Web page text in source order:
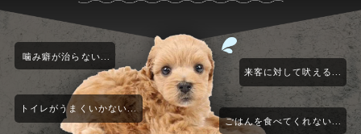
噛み癖が治らない...
トイレがうまくいかない...
来客に対して吠える...
ごはんを食べてくれない...